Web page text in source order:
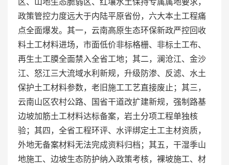
政策管控力度远大于内陆平原省份，六大本土工程痛
点全面爆发。其一，云南高原生态环保新政严控回收
料土工材料进场，市面低价非标格栅、非标土工布、
再生土工膜全面禁入全省工地；其二，澜沧江、金沙
江、怒江三大流域水利新规，升级防渗、反滤、水土
保护土工材料参数，老旧施工工艺直接废止；其三，
云南山区农村公路、国省干道改扩建新规，强制路基
边坡加筋土工材料达标备案，岩土分项工程单独核
验；其四，全省工程环评、水评绑定土工主材资质，
外地无备案材料无法完成资料归档；其五，干湿季山
地施工、边坡生态防护纳入政策考核，裸坡施工、材